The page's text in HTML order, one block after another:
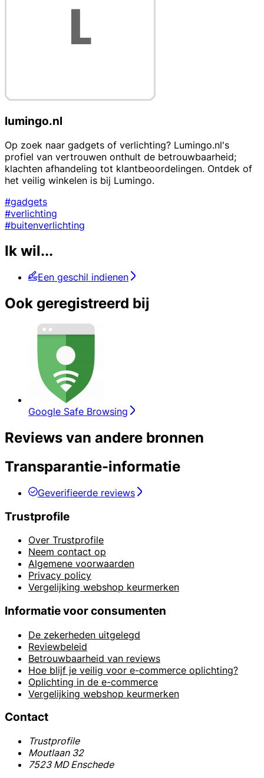
lumingo.nl
Op zoek naar gadgets of verlichting? Lumingo.nl's
profiel van vertrouwen onthult de betrouwbaarheid;
klachten afhandeling tot klantbeoordelingen. Ontdek of
het veilig winkelen is bij Lumingo.
#gadgets
#verlichting
#buitenverlichting
Ik wil...
Een geschil indienen
Ook geregistreerd bij
Google Safe Browsing
Reviews van andere bronnen
Transparantie-informatie
Geverifieerde reviews
Trustprofile
Over Trustprofile
Neem contact op
Algemene voorwaarden
Privacy policy
Vergelijking webshop keurmerken
Informatie voor consumenten
De zekerheden uitgelegd
Reviewbeleid
Betrouwbaarheid van reviews
Hoe blijf je veilig voor e-commerce oplichting?
Oplichting in de e-commerce
Vergelijking webshop keurmerken
Contact
Trustprofile
Moutlaan 32
7523 MD Enschede